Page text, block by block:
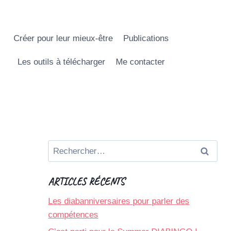
Créer pour leur mieux-être Publications
Les outils à télécharger Me contacter
Rechercher :
ARTICLES RÉCENTS
Les diabanniversaires pour parler des
compétences